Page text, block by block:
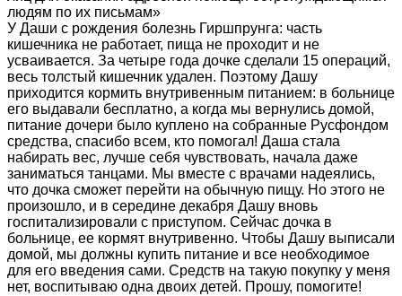
людям по их письмам»
У Даши с рождения болезнь Гиршпрунга: часть
кишечника не работает, пища не проходит и не
усваивается. За четыре года дочке сделали 15 операций,
весь толстый кишечник удален. Поэтому Дашу
приходится кормить внутривенным питанием: в больнице
его выдавали бесплатно, а когда мы вернулись домой,
питание дочери было куплено на собранные Русфондом
средства, спасибо всем, кто помогал! Даша стала
набирать вес, лучше себя чувствовать, начала даже
заниматься танцами. Мы вместе с врачами надеялись,
что дочка сможет перейти на обычную пищу. Но этого не
произошло, и в середине декабря Дашу вновь
госпитализировали с приступом. Сейчас дочка в
больнице, ее кормят внутривенно. Чтобы Дашу выписали
домой, мы должны купить питание и все необходимое
для его введения сами. Средств на такую покупку у меня
нет, воспитываю одна двоих детей. Прошу, помогите!